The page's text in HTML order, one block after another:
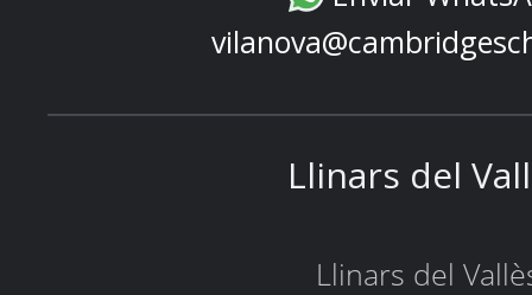
Llinars del
Llinars del